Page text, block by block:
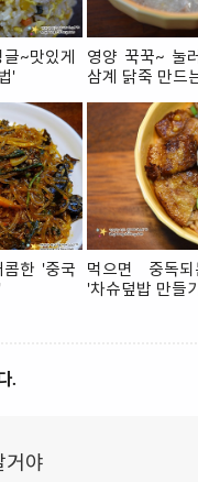
~맛있게
'
영양 꾹꾹~ 눌
삼계 닭죽 만드
한 '중국
먹으면 중독되
'차슈덮밥 만들
.
거야